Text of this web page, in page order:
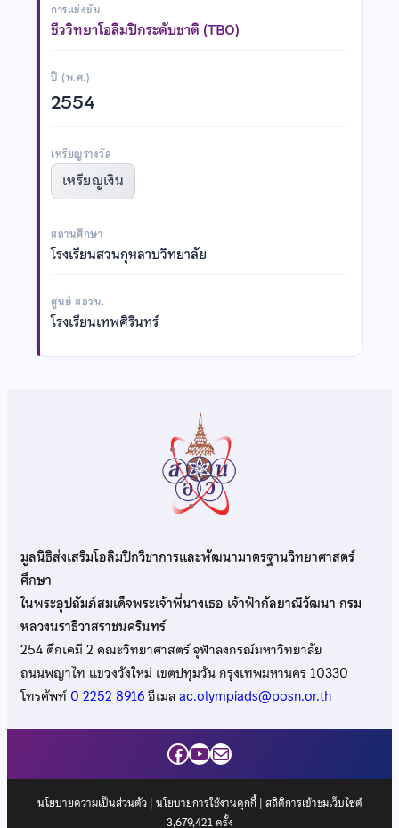
การแข่งขัน
ชีววิทยาโอลิมปิกระดับชาติ (TBO)
ปี (พ.ศ.)
2554
เหรียญรางวัล
เหรียญเงิน
สถานศึกษา
โรงเรียนสวนกุหลาบวิทยาลัย
ศูนย์ สอวน.
โรงเรียนเทพศิรินทร์
มูลนิธิส่งเสริมโอลิมปิกวิชาการและพัฒนามาตรฐานวิทยาศาสตร์
ศึกษา
ในพระอุปถัมภ์สมเด็จพระเจ้าพี่นางเธอ เจ้าฟ้ากัลยาณิวัฒนา กรม
หลวงนราธิวาสราชนครินทร์
254 ตึกเคมี 2 คณะวิทยาศาสตร์ จุฬาลงกรณ์มหาวิทยาลัย
ถนนพญาไท แขวงวังใหม่ เขตปทุมวัน กรุงเทพมหานคร 10330
โทรศัพท์0 2252 8916อีเมลac.olympiads@posn.or.th
Facebook
YouTube
Mail
นโยบายความเป็นส่วนตัว| นโยบายการใช้งานคุกกี้| สถิติการเข้าชมเว็บไซต์
3,679,421ครั้ง